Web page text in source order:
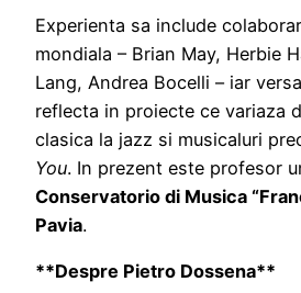
Experienta sa include
mondiala – Brian May, Herbie
Lang, Andrea Bocelli – iar
reflecta in proiecte ce variaza
clasica la jazz si musicaluri
You. In prezent este profesor
Conservatorio di Musica
Pavia.
**Despre Pietro Dossena**